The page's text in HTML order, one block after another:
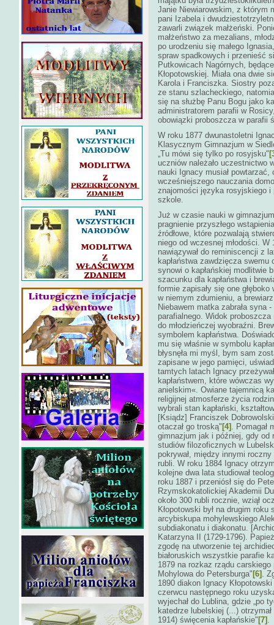
Janie Niewiarowskim, z którym
pani Izabela i
zawarli związek małżeński.
małżeństwo za mezalians,
po urodzeniu się małego
spraw spadkowych i przenieść
Putkowicach Nagórnych,
Kłopotowskiej. Miała ona dwie
Karola i Franciszka. Siostry
ze stanu szlacheckiego,
się na służbę Panu Bogu jako
administratorem parafii w
obowiązki proboszcza w parafii
W roku 1877 dwunastoletni
Klasycznym Gimnazjum w
„Tu mówi się tylko po rosyjsku"
uczniów należało uczestnictwo
nauki Ignacy musiał powtarzać,
wcześniejszego nauczania
znajomości języka rosyjskiego i
szkole.
Już w czasie nauki w
pragnienie przyszłego
źródłowe, które pozwalają
niego od wczesnej młodości. W
nawiązywał do reminiscencji z
kapłaństwa zawdzięcza swemu
synowi o kapłańskiej modlitwie
szacunku dla kapłaństwa i
formie zapisały się one
w niemym zdumieniu, a
Niebawem matka zabrała syna
parafialnego. Widok
do młodzieńczej wyobraźni.
symbolem kapłaństwa.
mu się właśnie w symbolu
błysnęła mi myśl, bym sam
zapisane w jego pamięci,
tamtych latach Ignacy
kapłaństwem, które wówczas
anielskim«. Owiane tajemnicą
religijnej atmosferze życia
wybrali stan kapłański,
[Ksiądz] Franciszek
otaczał go troską" [4] . Pomagał
gimnazjum jak i później, gdy od
studiów filozoficznych w
pokrywał, między innymi
rubli. W roku 1884 Ignacy
kolejne dwa lata studiował
roku 1887 i przeniósł się do
Rzymskokatolickiej Akademii
około 300 rubli rocznie, wziął
Kłopotowski był na drugim
arcybiskupa mohylewskiego
subdiakonatu i diakonatu.
Katarzyna II (1729-1796).
zgodę na utworzenie tej
białoruskich wszystkie parafie
1879 na rozkaz rządu carskiego
Mohylowa do Petersburga" [6] .
1890 diakon Ignacy
czerwcu następnego roku
wyjechał do Lublina, gdzie „po
katedrze lubelskiej (...)
1914) święcenia kapłańskie" [7] .